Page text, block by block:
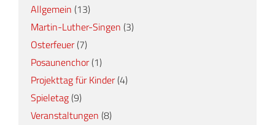
Allgemein (13)
Martin-Luther-Singen (3)
Osterfeuer(7)
Posaunenchor(1)
Projekttag für Kinder(4)
Spieletag (9)
Veranstaltungen (8)